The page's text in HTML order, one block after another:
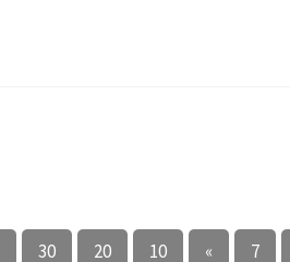
7
»
10
20
30